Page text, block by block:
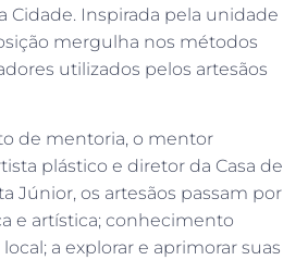
Cidade. Inspirada pela unidade
mergulha nos métodos
utilizados pelos artesãos
de mentoria, o mentor
plástico e diretor da Casa de
Júnior, os artesãos passam por
e artística; conhecimento
a explorar e aprimorar suas